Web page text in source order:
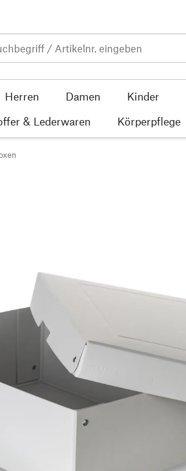
Herren Damen Kinder
& Lederwaren Körperpflege